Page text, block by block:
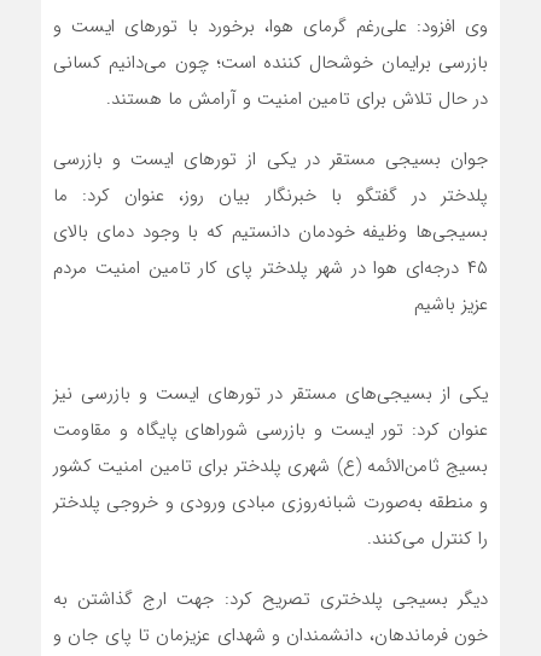
بسیجی‌ها وظیفه خودمان دانستیم که با وجود دمای بالای
۴۵ درجه‌ای هوا در شهر پلدختر پای کار تامین امنیت مردم
عزیز باشیم
یکی از بسیجی‌های مستقر در تورهای ایست و بازرسی نیز
عنوان کرد: تور ایست و بازرسی شوراهای پایگاه و مقاومت
بسیج ثامن‌الائمه (ع) شهری پلدختر برای تامین امنیت کشور
و منطقه به‌صورت شبانه‌روزی مبادی ورودی و خروجی پلدختر
را کنترل می‌کنند.
دیگر بسیجی پلدختری تصریح کرد: جهت ارج گذاشتن به
خون فرماندهان، دانشمندان و شهدای عزیزمان تا پای جان و
تا آخرین قطره خونمان از انقلاب و امنیت مردم حراست
می‌کنیم
تلاش شبانه‌روزی برای تامین امنیت مردم
مجید بیرانوند فرمانده ناحیه مقاومت بسیج پلدختر در